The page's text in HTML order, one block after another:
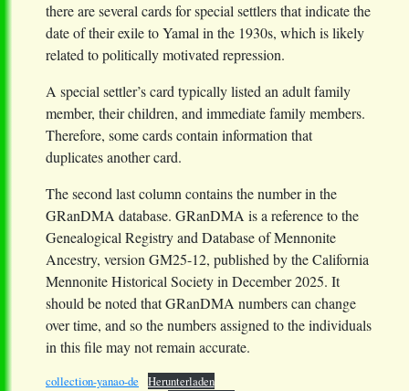
there are several cards for special settlers that indicate the
date of their exile to Yamal in the 1930s, which is likely
related to politically motivated repression.
A special settler’s card typically listed an adult family
member, their children, and immediate family members.
Therefore, some cards contain information that
duplicates another card.
The second last column contains the number in the
GRanDMA database. GRanDMA is a reference to the
Genealogical Registry and Database of Mennonite
Ancestry, version GM25-12, published by the California
Mennonite Historical Society in December 2025. It
should be noted that GRanDMA numbers can change
over time, and so the numbers assigned to the individuals
in this file may not remain accurate.
collection-yanao-de
Herunterladen